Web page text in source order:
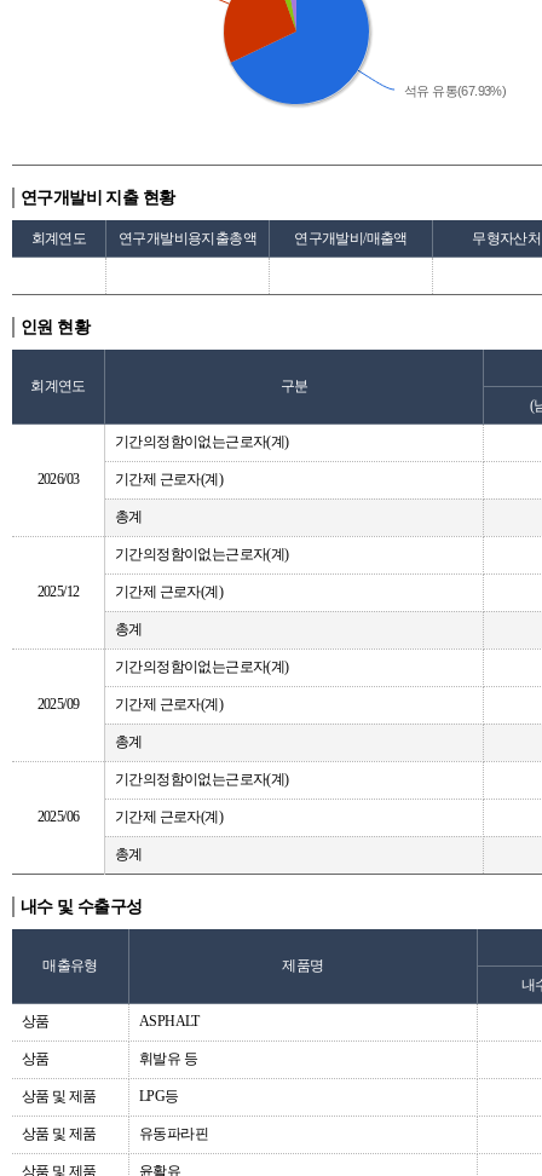
석유 유통(67.93%)
연구개발비 지출 현황
회계연도 연구개발비용지출총액 연구개발비/매출액 무형자산
인원 현황
회계연도
구분
(
2026/03
기간의정함이없는근로자(계)
기간제 근로자(계)
총계
2025/12
기간의정함이없는근로자(계)
기간제 근로자(계)
총계
2025/09
기간의정함이없는근로자(계)
기간제 근로자(계)
총계
2025/06
기간의정함이없는근로자(계)
기간제 근로자(계)
총계
내수 및 수출구성
매출유형
제품명
내
상품 ASPHALT
상품 휘발유 등
상품 및 제품 LPG등
상품 및 제품 유동파라핀
상품 및 제품 윤활유